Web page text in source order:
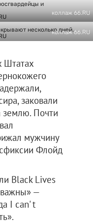
и
коллаж 66.RU
несколько дней.
коллаж 66.RU
Штатах
заковали
землю. Почти
мужчину
Флойд
Black Lives
—
I can' t